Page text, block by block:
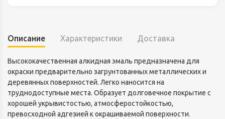
Описание Характеристики Доставка
Высококачественная алкидная эмаль предназначена для
окраски предварительно загрунтованных металлических и
деревянных поверхностей. Легко наносится на
труднодоступные места. Образует долговечное покрытие с
хорошей укрывистостью, атмосферостойкостью,
превосходной адгезией к окрашиваемой поверхности.